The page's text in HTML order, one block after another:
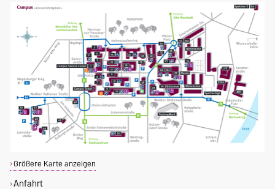
Größere Karte anzeigen
Anfahrt